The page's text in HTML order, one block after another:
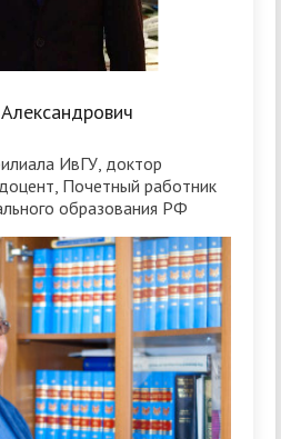
ИвГУ, доктор
Почетный работник
образования РФ